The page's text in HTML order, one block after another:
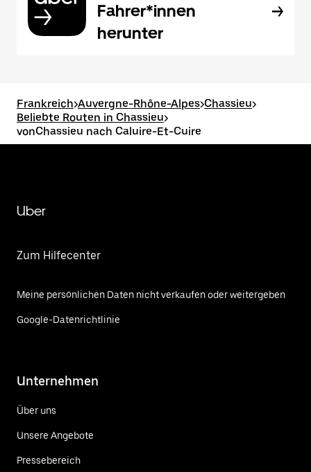
Fahrer*innen
herunter
Frankreich>Auvergne-Rhône-Alpes>Chassieu>
Beliebte Routen in Chassieu>
vonChassieu nach Caluire-Et-Cuire
Uber
Zum Hilfecenter
Meine persönlichen Daten nicht verkaufen oder weitergeben
Google-Datenrichtlinie
Unternehmen
Über uns
Unsere Angebote
Pressebereich